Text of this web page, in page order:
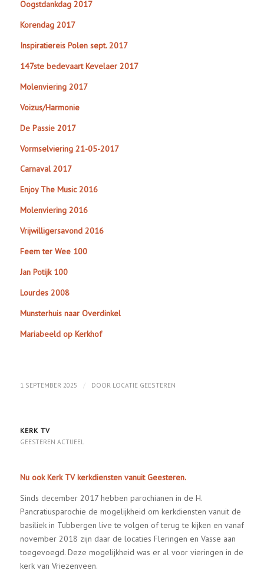
Oogstdankdag 2017
Korendag 2017
Inspiratiereis Polen sept. 2017
147ste bedevaart Kevelaer 2017
Molenviering 2017
Voizus/Harmonie
De Passie 2017
Vormselviering 21-05-2017
Carnaval 2017
Enjoy The Music 2016
Molenviering 2016
Vrijwilligersavond 2016
Feem ter Wee 100
Jan Potijk 100
Lourdes 2008
Munsterhuis naar Overdinkel
Mariabeeld op Kerkhof
1 SEPTEMBER 2025 / DOOR LOCATIE GEESTEREN
KERK TV
GEESTEREN ACTUEEL
Nu ook Kerk TV kerkdiensten vanuit Geesteren.
Sinds december 2017 hebben parochianen in de H.
Pancratiusparochie de mogelijkheid om kerkdiensten vanuit de
basiliek in Tubbergen live te volgen of terug te kijken en vanaf
november 2018 zijn daar de locaties Fleringen en Vasse aan
toegevoegd. Deze mogelijkheid was er al voor vieringen in de
kerk van Vriezenveen.